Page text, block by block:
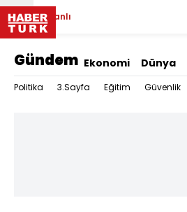
Canlı
Gündem Ekonomi Dünya
Politika 3.Sayfa Eğitim Güvenlik